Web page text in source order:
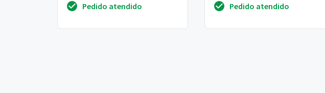
funcionaPedido atendido
Pedido atendido